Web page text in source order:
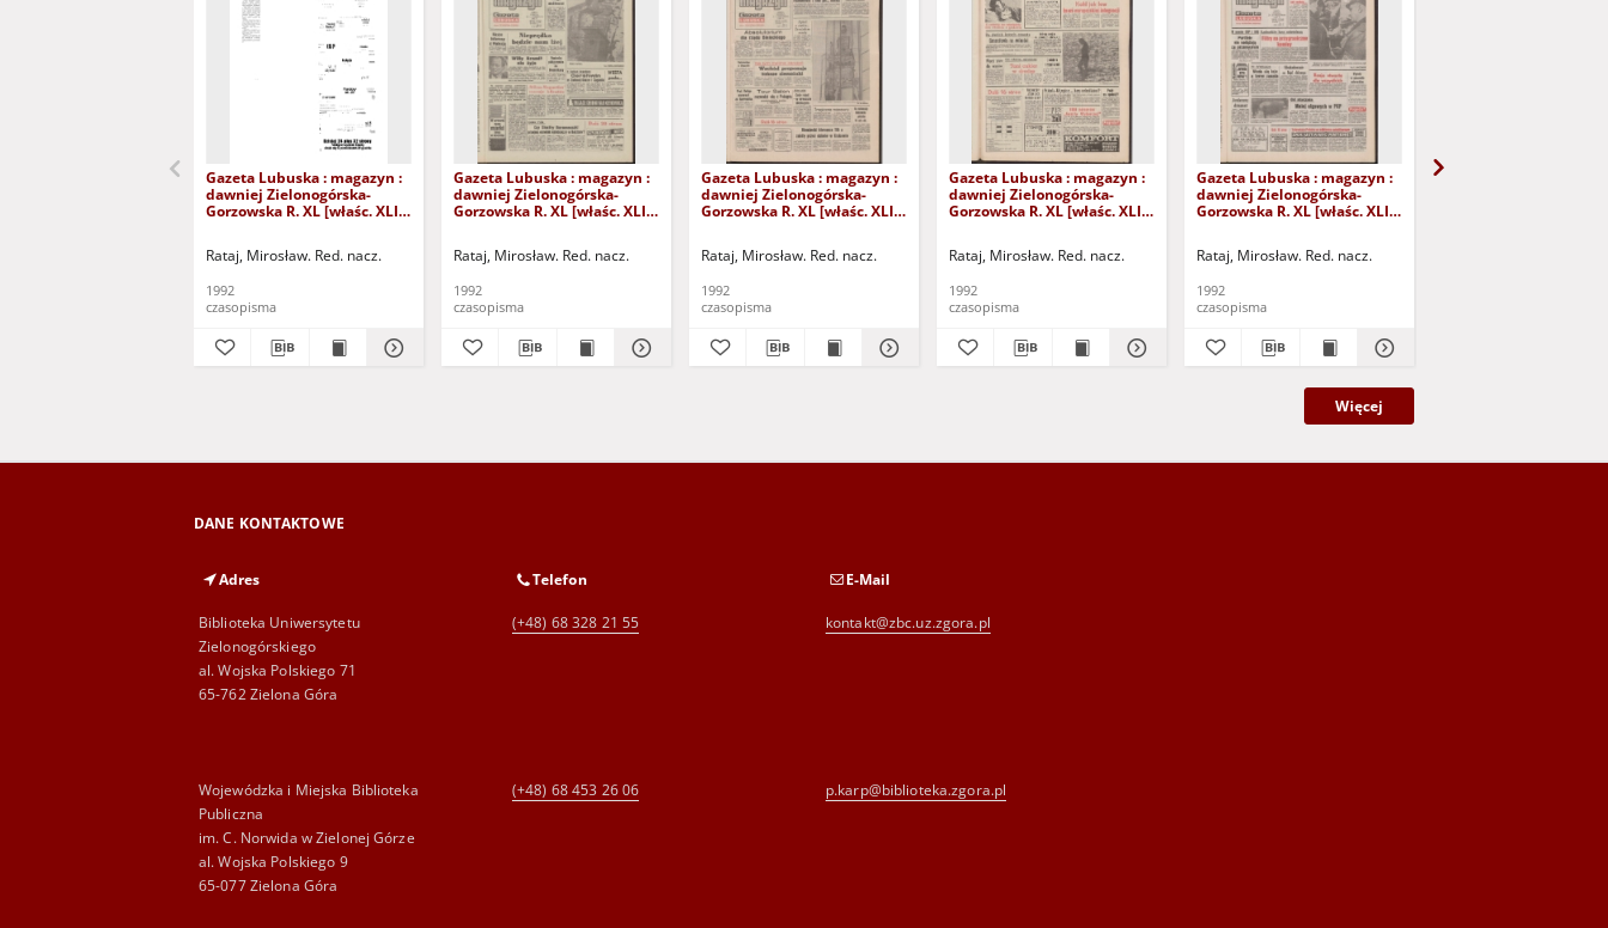
Gazeta Lubuska : magazyn :
dawniej Zielonogórska-
Gorzowska R. XL [właśc. XLI],
Rataj, Mirosław. Red. nacz.
1992
czasopisma
Gazeta Lubuska : magazyn :
dawniej Zielonogórska-
Gorzowska R. XL [właśc. XLI],
Rataj, Mirosław. Red. nacz.
1992
czasopisma
Gazeta Lubuska : magazyn :
dawniej Zielonogórska-
Gorzowska R. XL [właśc. XLI],
Rataj, Mirosław. Red. nacz.
1992
czasopisma
Gazeta Lubuska : magazyn :
dawniej Zielonogórska-
Gorzowska R. XL [właśc. XLI],
Rataj, Mirosław. Red. nacz.
1992
czasopisma
Gazeta Lubuska : magazyn :
dawniej Zielonogórska-
Gorzowska R. XL [właśc. XLI],
Rataj, Mirosław. Red. nacz.
1992
czasopisma
Więcej
DANE KONTAKTOWE
Adres
Biblioteka Uniwersytetu
Zielonogórskiego
al. Wojska Polskiego 71
65-762 Zielona Góra
Telefon
(+48) 68 328 21 55
E-Mail
kontakt@zbc.uz.zgora.pl
Wojewódzka i Miejska Biblioteka
Publiczna
im. C. Norwida w Zielonej Górze
al. Wojska Polskiego 9
65-077 Zielona Góra
(+48) 68 453 26 06 p.karp@biblioteka.zgora.pl